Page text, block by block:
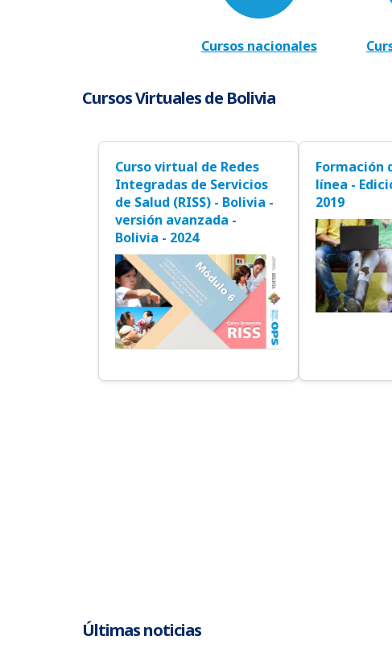
Cursos nacionales
Cursos Virtuales de Bolivia
Curso virtual de Redes
Integradas de Servicios
de Salud (RISS) - Bolivia -
versión avanzada -
Bolivia - 2024
Formación
línea -
2019
Últimas noticias